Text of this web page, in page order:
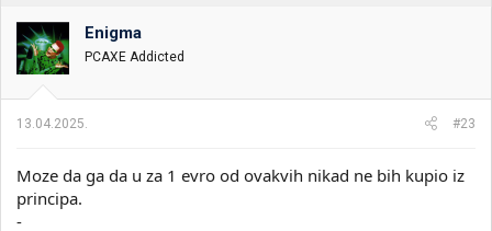
o
v
a
n
:
Enigma
PCAXE Addicted
13.04.2025. #23
Moze da ga da u za 1 evro od ovakvih nikad ne bih kupio iz
principa.
-